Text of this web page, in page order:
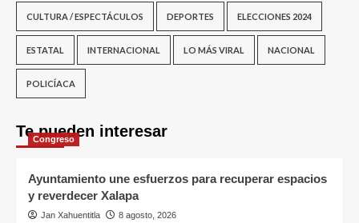
CULTURA / ESPECTÁCULOS DEPORTES ELECCIONES 2024
ESTATAL INTERNACIONAL LO MÁS VIRAL NACIONAL
POLICÍACA
Te pueden interesar
Congreso
Ayuntamiento une esfuerzos para recuperar espacios
y reverdecer Xalapa
Jan Xahuentitla 8 agosto, 2026